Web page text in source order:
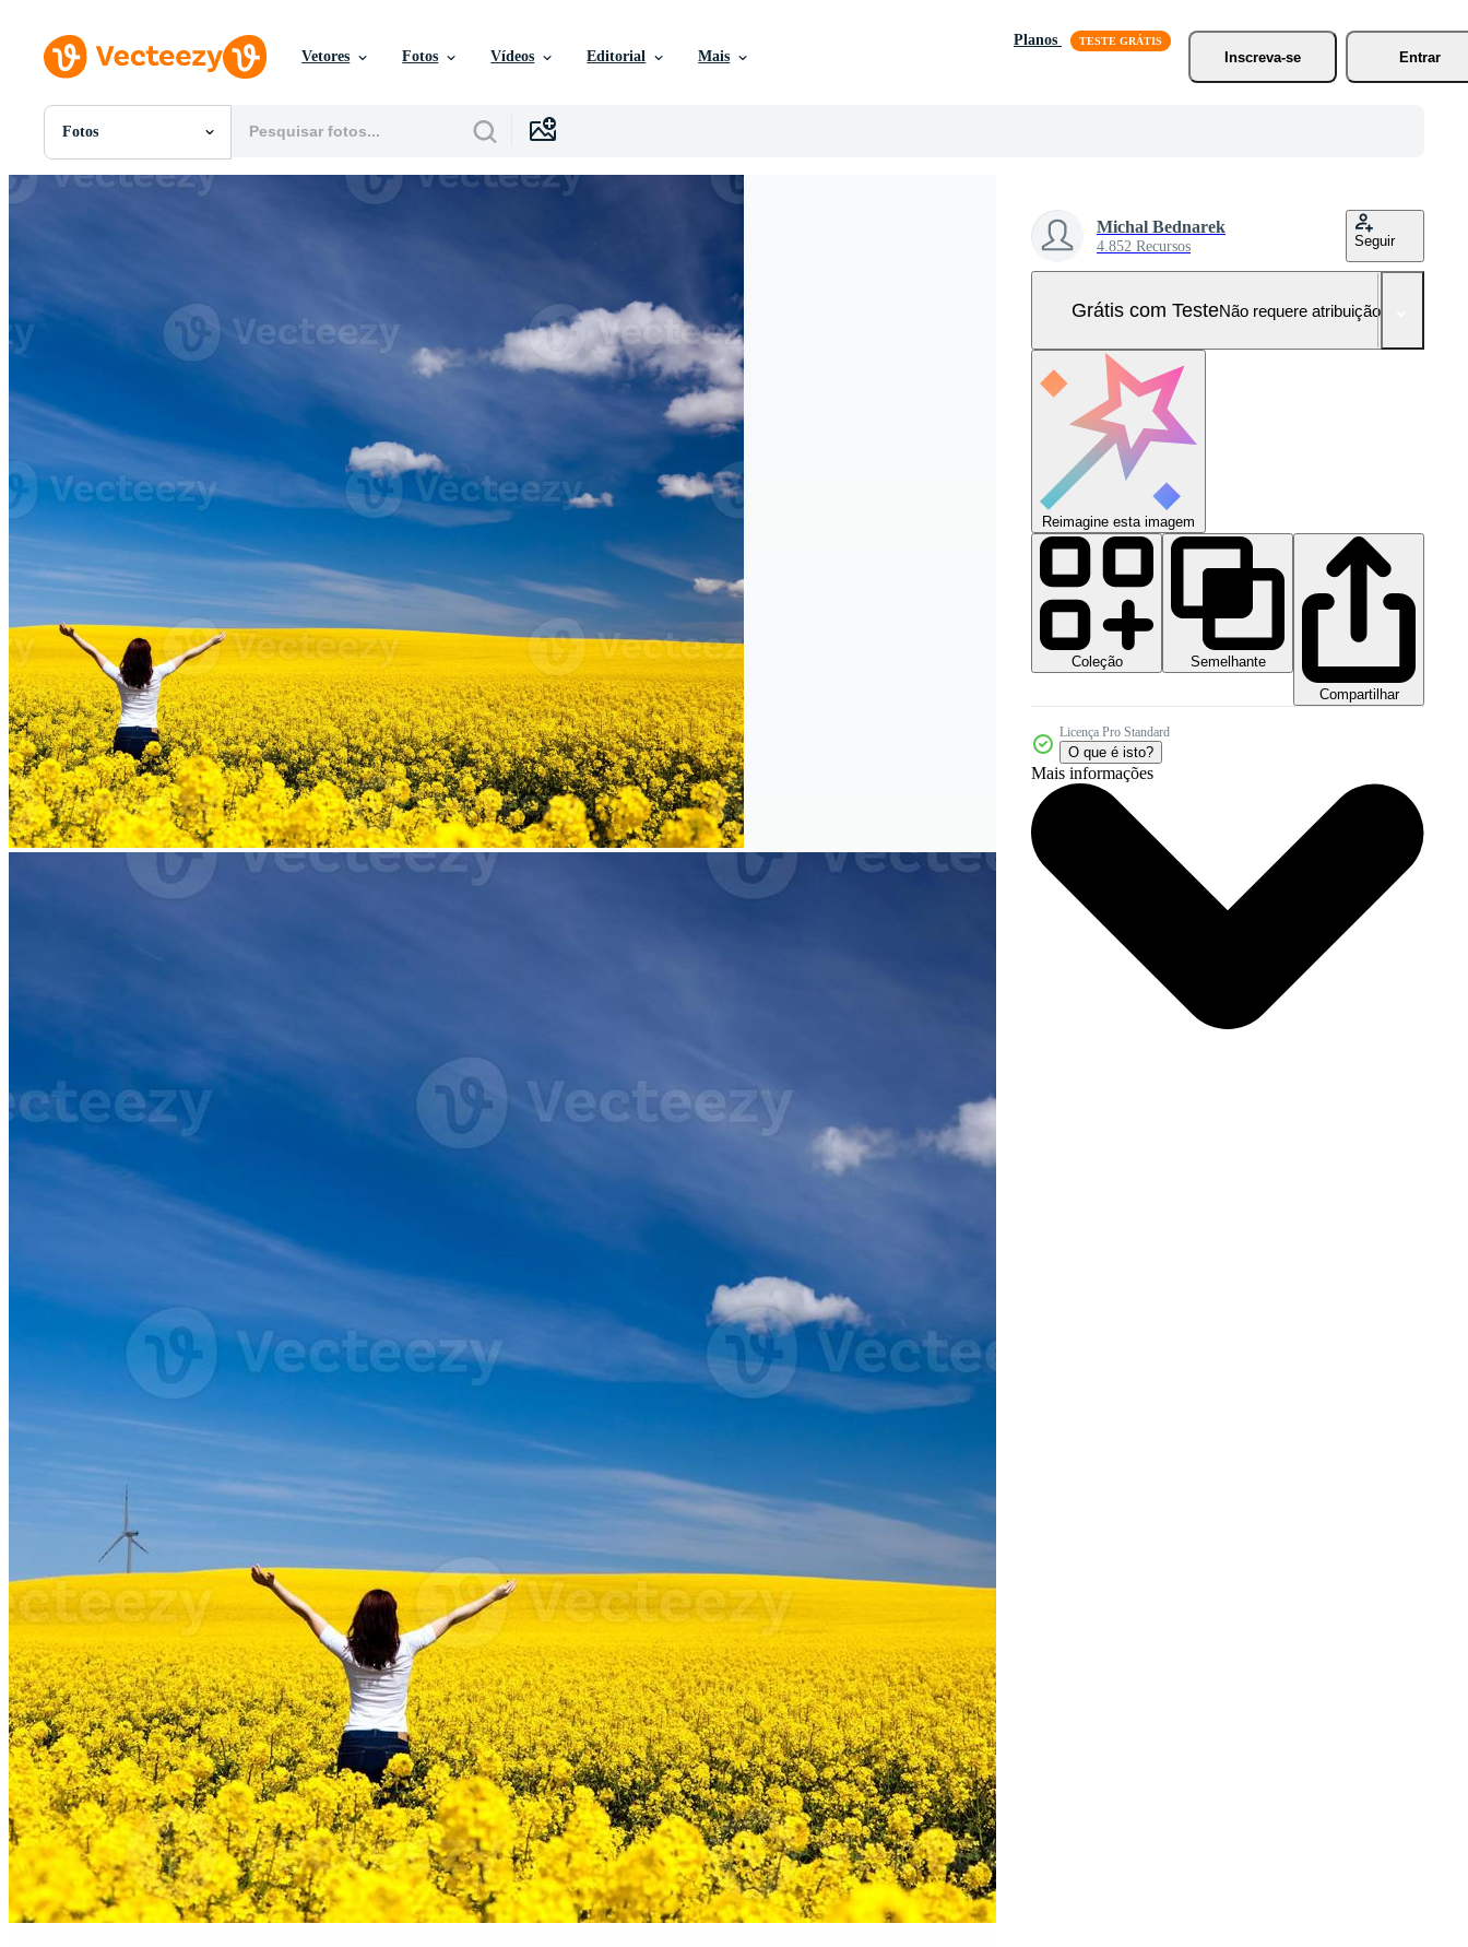
Vetores Fotos Vídeos Editorial Mais
Planos
Inscreva-se
Entrar
Fotos
Todas Imagens
Fotos
Motion graphics
Imagens Editoriais
Michal Bednarek
4.852 Recursos Seguir
Grátis com TesteNão requere atribuição!
Reimagine esta imagem
Coleção
Semelhante
Compartilhar
Licença Pro Standard
O que é isto?
Mais informações